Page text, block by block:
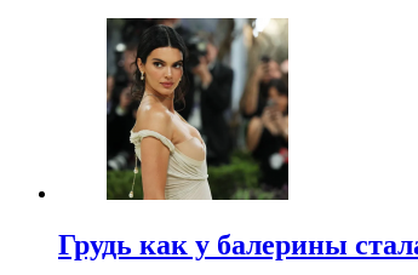
Грудь как у балерины